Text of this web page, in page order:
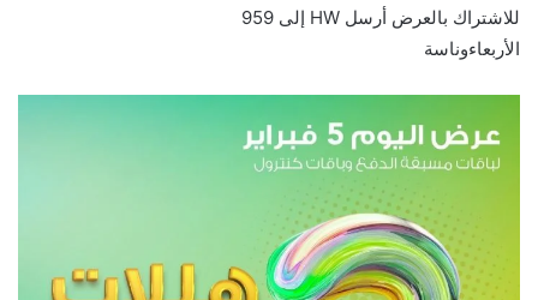
للاشتراك بالعرض أرسل HW إلى 959